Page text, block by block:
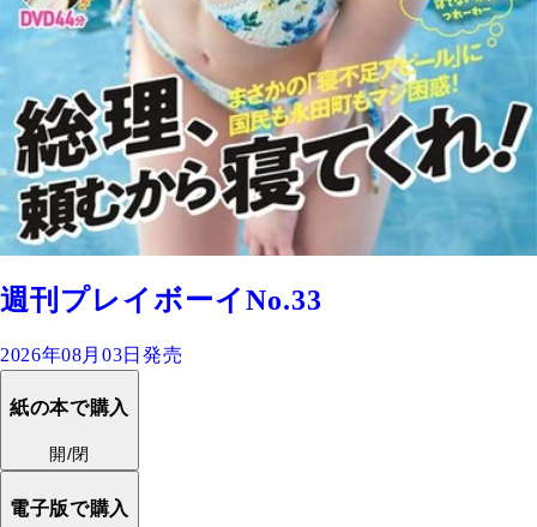
週刊プレイボーイNo.33
2026年08月03日発売
紙の本で購入
開/閉
電子版で購入